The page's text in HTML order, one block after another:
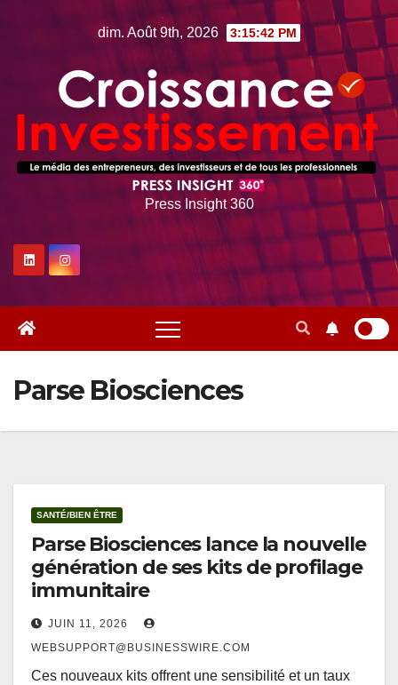
dim. Août 9th, 2026 3:15:43 PM
Press Insight 360
Parse Biosciences
SANTÉ/BIEN ÊTRE
Parse Biosciences lance la nouvelle
génération de ses kits de profilage
immunitaire
JUIN 11, 2026
WEBSUPPORT@BUSINESSWIRE.COM
Ces nouveaux kits offrent une sensibilité et un taux